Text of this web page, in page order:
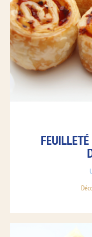
FEUILLETÉ